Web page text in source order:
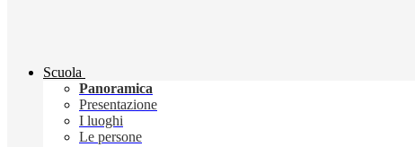
Scuola
Panoramica
Presentazione
I luoghi
Le persone